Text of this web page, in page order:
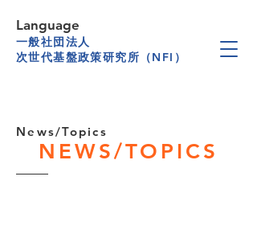
一般社団法人
次世代基盤政策研究所（NFI）
Language
News/Topics
NEWS/TOPICS